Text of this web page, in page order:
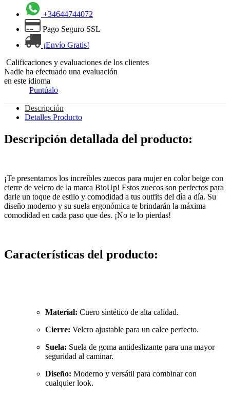
+34644744072
Pago Seguro SSL
¡Envío Gratis!
Calificaciones y evaluaciones de los clientes
Nadie ha efectuado una evaluación
en este idioma
Puntúalo
Descripción
Detalles Producto
Descripción detallada del producto:
¡Te presentamos los increíbles zuecos para mujer en color beige con
cierre de velcro de la marca BioUp! Estos zuecos son perfectos para
darle un toque de estilo y comodidad a tus outfits del día a día. Su
diseño moderno y su suela ergonómica te brindarán la máxima
comodidad en cada paso que des. ¡No te lo pierdas!
Características del producto:
Material: Cuero sintético de alta calidad.
Cierre: Velcro ajustable para un calce perfecto.
Suela: Suela de goma antideslizante para una mayor
seguridad al caminar.
Diseño: Moderno y versátil para combinar con
cualquier look.